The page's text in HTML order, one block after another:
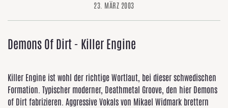
23. MÄRZ 2003
Demons Of Dirt - Killer Engine
Killer Engine ist wohl der richtige Wortlaut, bei dieser schwedischen
Formation. Typischer moderner, Deathmetal Groove, den hier Demons
of Dirt fabrizieren. Aggressive Vokals von Mikael Widmark brettern